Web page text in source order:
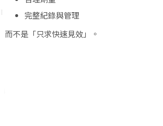
完整紀錄與管理
而不是「只求快速見效」。